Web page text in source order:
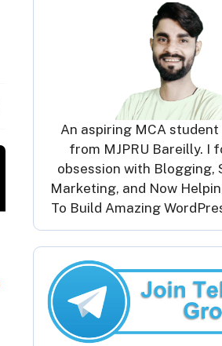
An aspiring MCA
from MJPRU Bareilly. I
obsession with Blogging,
Marketing, and Now
To Build Amazing